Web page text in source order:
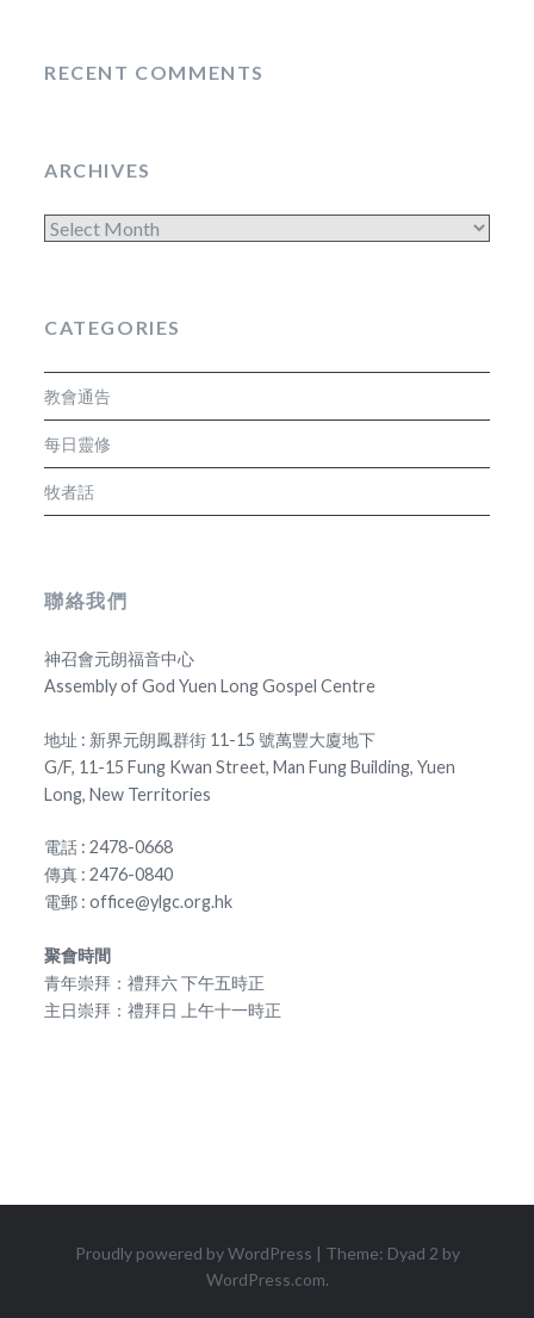
RECENT COMMENTS
ARCHIVES
Archives
CATEGORIES
教會通告
每日靈修
牧者話
聯絡我們
神召會元朗福音中心
Assembly of God Yuen Long Gospel Centre
地址 : 新界元朗鳳群街 11-15 號萬豐大廈地下
G/F, 11-15 Fung Kwan Street, Man Fung Building, Yuen
Long, New Territories
電話 : 2478-0668
傳真 : 2476-0840
電郵 : office@ylgc.org.hk
聚會時間
青年崇拜：禮拜六 下午五時正
主日崇拜：禮拜日 上午十一時正
Proudly powered by WordPress | Theme: Dyad 2 by
WordPress.com.